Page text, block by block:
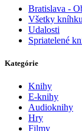
Bratislava -
Všetky
Udalosti
Spriatelené
Kategórie
Knihy
E-knihy
Audioknihy
Hry
Filmy